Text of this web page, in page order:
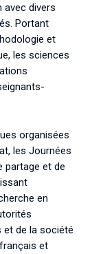
avec divers
Portant
et
les sciences
organisées
les Journées
et de
en
et de la société
et